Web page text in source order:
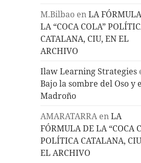
M.Bilbao enLA
LA “COCA COLA”
CATALANA, CIU, EN EL
ARCHIVO
Ilaw Learning Strategies
Bajo la sombre del Oso y
Madroño
AMARATARRAenLA
FÓRMULA DE LA “COCA
POLÍTICA CATALANA,
EL ARCHIVO